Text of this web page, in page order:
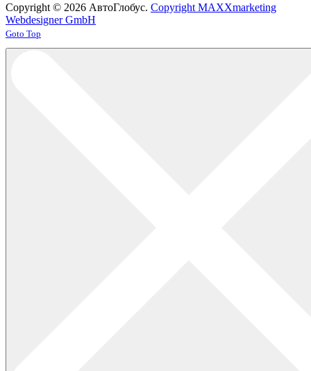
Copyright © 2026 АвтоГлобус. Copyright MAXXmarketing
Webdesigner GmbH
Joomla! 3 Templates
Goto Top